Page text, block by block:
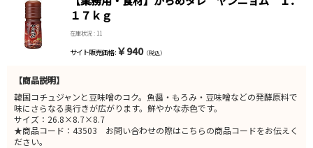
１７ｋｇ
在庫状況 : 11
サイト販売価格 : ￥940（税込）
【商品説明】
韓国コチュジャンと豆味噌のコク。魚醤・もろみ・豆味噌などの発酵原料で
味にさらなる奥行きが広がります。鮮やかな赤色です。
サイズ：26.8×8.7×8.7
★商品コード：43503 お問い合わせの際はこちらの商品コードをお伝えく
ださい。